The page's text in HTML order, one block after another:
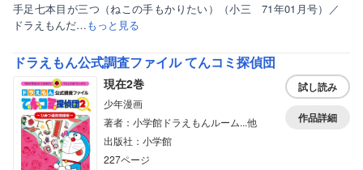
手足七本目が三つ（ねこの手もかりたい）（小三 71年01月号）／
ドラえもんだ…もっと見る
ドラえもん公式調査ファイル てんコミ探偵団
現在2巻
少年漫画
著者：小学館ドラえもんルーム...他
出版社：小学館
227ページ
試し読み
作品詳細